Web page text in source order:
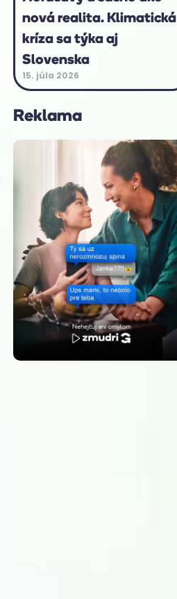
nová realita. Klimatická
kríza sa týka aj
Slovenska
15. júla 2026
Reklama